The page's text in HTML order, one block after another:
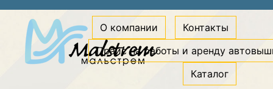
О компании
Контакты
Прайс на работы и аренду
Каталог